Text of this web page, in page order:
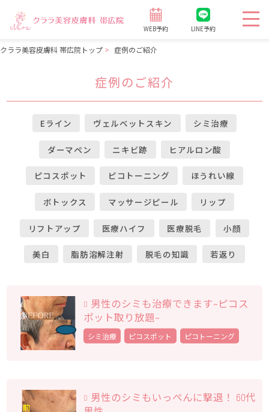
WEB予約 LINE予約
クララ美容皮膚科 帯広院トップ 症例のご紹介
症例のご紹介
Eライン ヴェルベットスキン シミ治療
ダーマペン ニキビ跡 ヒアルロン酸
ピコスポット ピコトーニング ほうれい線
ボトックス マッサージピール リップ
リフトアップ 医療ハイフ 医療脱毛 小顔
美白 脂肪溶解注射 脱毛の知識 若返り
男性のシミも治療できます~ピコス
ポット取り放題~
シミ治療 ピコスポット ピコトーニング
男性のシミもいっぺんに撃退！ 60代